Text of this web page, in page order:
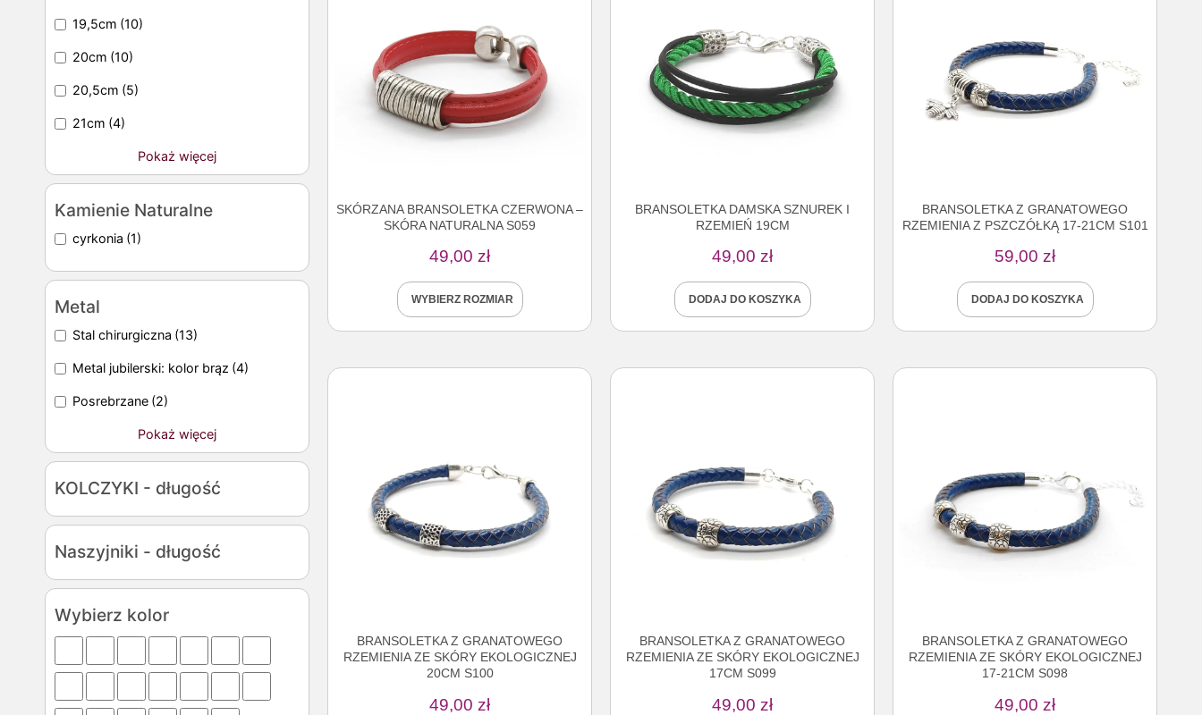
19,5cm (10)
20cm (10)
20,5cm (5)
21cm (4)
Pokaż więcej
Kamienie Naturalne
cyrkonia (1)
Metal
Stal chirurgiczna (13)
Metal jubilerski: kolor brąz (4)
Posrebrzane (2)
Pokaż więcej
KOLCZYKI - długość
Naszyjniki - długość
Wybierz kolor
SKÓRZANA BRANSOLETKA CZERWONA –
SKÓRA NATURALNA S059
49,00 zł
WYBIERZ ROZMIAR
BRANSOLETKA DAMSKA SZNUREK I
RZEMIEŃ 19CM
49,00 zł
DODAJ DO KOSZYKA
BRANSOLETKA Z GRANATOWEGO
RZEMIENIA Z PSZCZÓŁKĄ 17-21CM S101
59,00 zł
DODAJ DO KOSZYKA
BRANSOLETKA Z GRANATOWEGO
RZEMIENIA ZE SKÓRY EKOLOGICZNEJ
20CM S100
49,00 zł
BRANSOLETKA Z GRANATOWEGO
RZEMIENIA ZE SKÓRY EKOLOGICZNEJ
17CM S099
49,00 zł
BRANSOLETKA Z GRANATOWEGO
RZEMIENIA ZE SKÓRY EKOLOGICZNEJ
17-21CM S098
49,00 zł